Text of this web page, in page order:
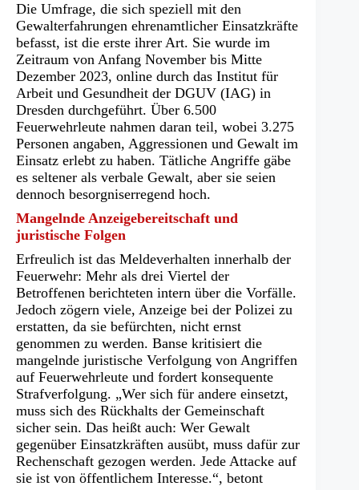
Die Umfrage, die sich speziell mit den
Gewalterfahrungen ehrenamtlicher Einsatzkräfte
befasst, ist die erste ihrer Art. Sie wurde im
Zeitraum von Anfang November bis Mitte
Dezember 2023, online durch das Institut für
Arbeit und Gesundheit der DGUV (IAG) in
Dresden durchgeführt. Über 6.500
Feuerwehrleute nahmen daran teil, wobei 3.275
Personen angaben, Aggressionen und Gewalt im
Einsatz erlebt zu haben. Tätliche Angriffe gäbe
es seltener als verbale Gewalt, aber sie seien
dennoch besorgniserregend hoch.
Mangelnde Anzeigebereitschaft und
juristische Folgen
Erfreulich ist das Meldeverhalten innerhalb der
Feuerwehr: Mehr als drei Viertel der
Betroffenen berichteten intern über die Vorfälle.
Jedoch zögern viele, Anzeige bei der Polizei zu
erstatten, da sie befürchten, nicht ernst
genommen zu werden. Banse kritisiert die
mangelnde juristische Verfolgung von Angriffen
auf Feuerwehrleute und fordert konsequente
Strafverfolgung. „Wer sich für andere einsetzt,
muss sich des Rückhalts der Gemeinschaft
sicher sein. Das heißt auch: Wer Gewalt
gegenüber Einsatzkräften ausübt, muss dafür zur
Rechenschaft gezogen werden. Jede Attacke auf
sie ist von öffentlichem Interesse.“, betont